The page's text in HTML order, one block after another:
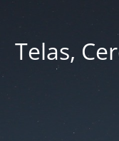
Telas,